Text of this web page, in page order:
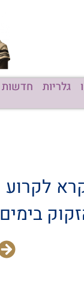
גלריות חדשות